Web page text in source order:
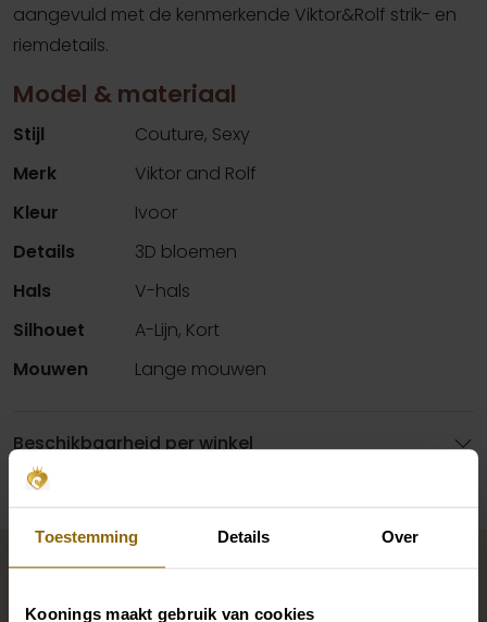
Toestemming Details Over
Koonings maakt gebruik van cookies
aangevuld met de kenmerkende Viktor&Rolf strik- en
riemdetails.
Model & materiaal
Stijl
Couture, Sexy
Merk
Viktor and Rolf
Kleur
Ivoor
Details
3D bloemen
Hals
V-hals
Silhouet
A-Lijn, Kort
Mouwen
Lange mouwen
Beschikbaarheid per winkel
Maak jouw bridallook